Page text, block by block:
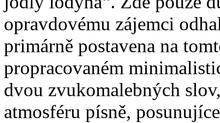
opravdovému zájemci
primárně postavena na
propracovaném
dvou zvukomalebných
atmosféru písně,